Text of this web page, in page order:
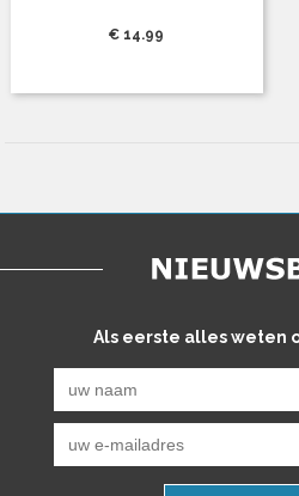
€ 14.99
Als eerste alles weten